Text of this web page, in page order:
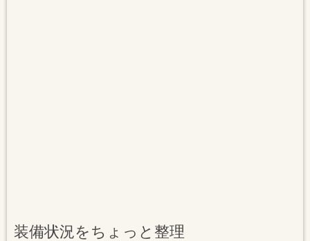
装備状況をちょっと整理